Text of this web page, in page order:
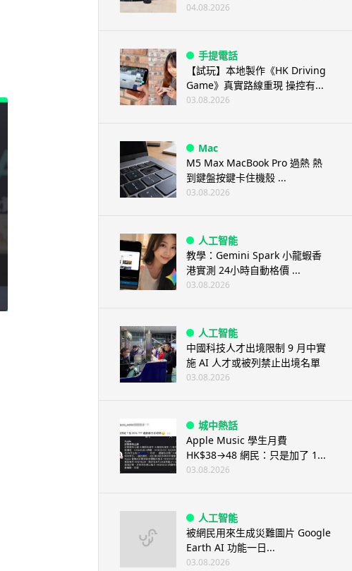
04.08.2026
手提電話
【試玩】本地製作《HK Driving
Game》真實路線重現 操控有...
03.08.2026
Mac
M5 Max MacBook Pro 過熱 熱
到鍵盤按鍵卡住機殼 ...
03.08.2026
人工智能
教學：Gemini Spark 小龍蝦香
港實測 24小時自動格價 ...
03.08.2026
人工智能
中國科技人才出境限制 9 月中實
施 AI 人才或被列禁止出境名單
03.08.2026
城中熱話
Apple Music 學生月費
HK$38→48 網民：只是加了 1...
03.08.2026
人工智能
被網民用來生成災難圖片 Google
Earth AI 功能一日...
03.08.2026